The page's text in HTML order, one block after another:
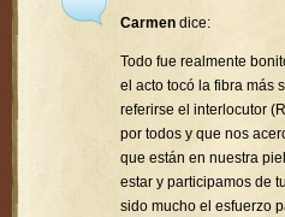
Carmen dice:
Todo fue realmente
el acto tocó la fibra más
referirse el interlocutor
por todos y que nos
que están en nuestra
estar y participamos de
sido mucho el esfuerzo